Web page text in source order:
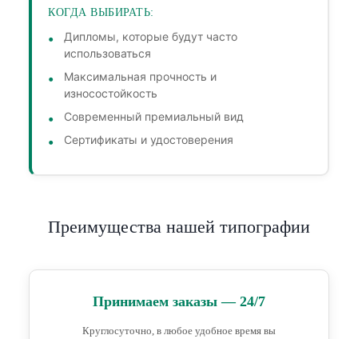
КОГДА ВЫБИРАТЬ:
Дипломы, которые будут часто
использоваться
Максимальная прочность и
износостойкость
Современный премиальный вид
Сертификаты и удостоверения
Преимущества нашей типографии
Принимаем заказы — 24/7
Круглосуточно, в любое удобное время вы